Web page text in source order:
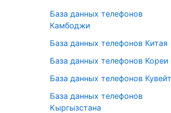
База данных телефонов
Камбоджи
База данных телефонов Китая
База данных телефонов Кореи
База данных телефонов
База данных телефонов
Кыргызстана